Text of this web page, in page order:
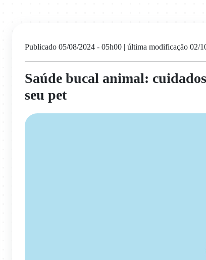
Publicado 05/08/2024 - 05h00 | última modificação 02/
Saúde bucal animal:
seu pet